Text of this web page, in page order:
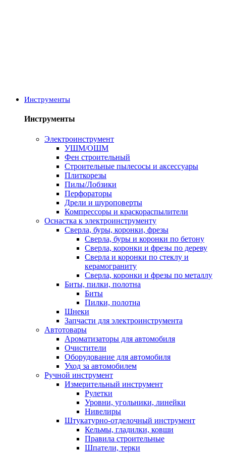
Инструменты
Инструменты
Электроинструмент
УШМ/ОШМ
Фен строительный
Строительные пылесосы и аксессуары
Плиткорезы
Пилы/Лобзики
Перфораторы
Дрели и шуроповерты
Компрессоры и краскораспылители
Оснастка к электроинструменту
Сверла, буры, коронки, фрезы
Сверла, буры и коронки по бетону
Сверла, коронки и фрезы по дереву
Сверла и коронки по стеклу и
керамограниту
Сверла, коронки и фрезы по металлу
Биты, пилки, полотна
Биты
Пилки, полотна
Шнеки
Запчасти для электроинструмента
Автотовары
Ароматизаторы для автомобиля
Очистители
Оборудование для автомобиля
Уход за автомобилем
Ручной инструмент
Измерительный инструмент
Рулетки
Уровни, угольники, линейки
Нивелиры
Штукатурно-отделочный инструмент
Кельмы, гладилки, ковши
Правила строительные
Шпатели, терки